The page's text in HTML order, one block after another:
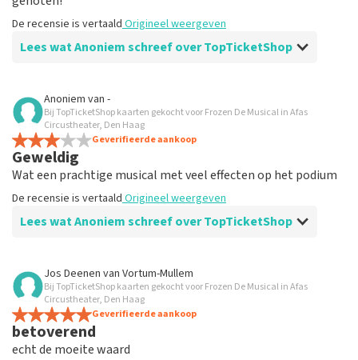
De recensie is vertaald Origineel weergeven
Lees wat Anoniem schreef over TopTicketShop
Beoordeling van Anoniem over
Goed.
De recensie is vertaaldOrigineel weergeven
Anoniem van -
Bij TopTicketShop kaarten gekocht voor Frozen De Musical in Afas
Circustheater, Den Haag
Geverifieerde aankoop
Geweldig
Wat een prachtige musical met veel effecten op het podium
De recensie is vertaald Origineel weergeven
Lees wat Anoniem schreef over TopTicketShop
Beoordeling van Anoniem over
Goed
De recensie is vertaaldOrigineel weergeven
Jos Deenen van Vortum-Mullem
Bij TopTicketShop kaarten gekocht voor Frozen De Musical in Afas
Circustheater, Den Haag
Geverifieerde aankoop
betoverend
echt de moeite waard